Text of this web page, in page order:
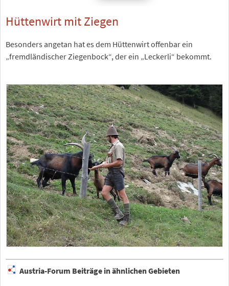
Hüttenwirt mit Ziegen
Besonders angetan hat es dem Hüttenwirt offenbar ein
„fremdländischer Ziegenbock“, der ein „Leckerli“ bekommt.
Austria-Forum Beiträge in ähnlichen Gebieten